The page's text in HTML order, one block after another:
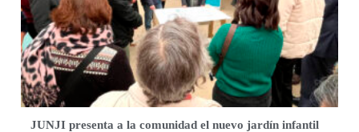
JUNJI presenta a la comunidad el nuevo jardín infantil